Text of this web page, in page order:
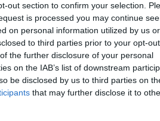
out section to confirm your selection.
is processed you may continue
on personal information utilized by us or
to third parties prior to your opt-
the further disclosure of your personal
on the IAB’s list of downstream
be disclosed by us to third parties on
that may further disclose it to